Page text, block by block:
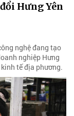
Hưng Yên
nghệ đang tạo
nghiệp Hưng
tế địa phương.